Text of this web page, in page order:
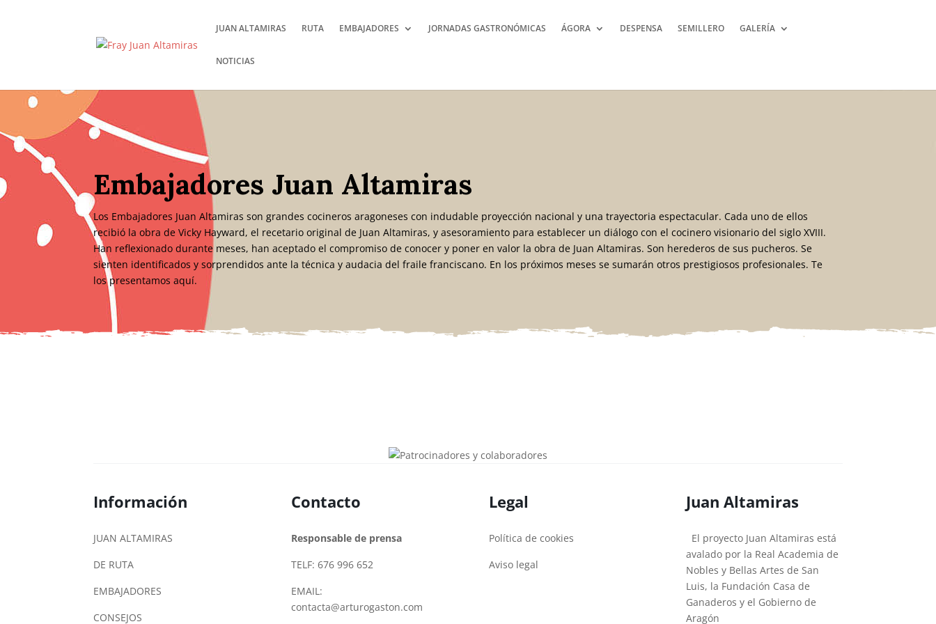
JUAN ALTAMIRAS RUTA EMBAJADORES JORNADAS GASTRONÓMICAS ÁGORA DESPENSA SEMILLERO GALERÍA
NOTICIAS
Embajadores Juan Altamiras
Los Embajadores Juan Altamiras son grandes cocineros aragoneses con indudable proyección nacional y una trayectoria espectacular. Cada uno de ellos
recibió la obra de Vicky Hayward, el recetario original de Juan Altamiras, y asesoramiento para establecer un diálogo con el cocinero visionario del siglo XVIII.
Han reflexionado durante meses, han aceptado el compromiso de conocer y poner en valor la obra de Juan Altamiras. Son herederos de sus pucheros. Se
sienten identificados y sorprendidos ante la técnica y audacia del fraile franciscano. En los próximos meses se sumarán otros prestigiosos profesionales. Te
los presentamos aquí.
Información
JUAN ALTAMIRAS
DE RUTA
EMBAJADORES
CONSEJOS
Contacto
Responsable de prensa
TELF: 676 996 652
EMAIL:
contacta@arturogaston.com
Legal
Política de cookies
Aviso legal
Juan Altamiras
El proyecto Juan Altamiras está
avalado por la Real Academia de
Nobles y Bellas Artes de San
Luis, la Fundación Casa de
Ganaderos y el Gobierno de
Aragón